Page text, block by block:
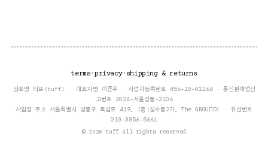
terms ·privacy· shipping & returns
상호명 터프(tuff) · 대표자명 이준우 · 사업자등록번호 456-20-02266 · 통신판매업신
고번호 2024-서울성동-2106
사업장 주소 서울특별시 성동구 뚝섬로 419, 1층(성수동2가, The GROUND) · 유선번호
010-3856-5661
© 2026 tuff all rights reserved